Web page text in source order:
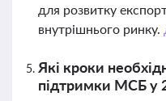
для розвитку
внутрішнього ринку.
Які кроки
підтримки МСБ у